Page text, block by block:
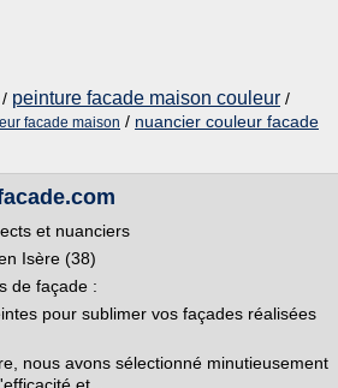
peinture facade maison couleur /
facade maison / nuancier couleur facade
et nuanciers
Isère (38)
de façade :
pour sublimer vos façades réalisées
nous avons sélectionné minutieusement